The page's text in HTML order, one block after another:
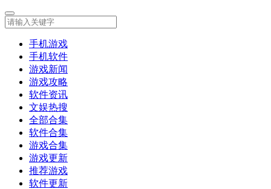
手机游戏
手机软件
游戏新闻
游戏攻略
软件资讯
文娱热搜
全部合集
软件合集
游戏合集
游戏更新
推荐游戏
软件更新